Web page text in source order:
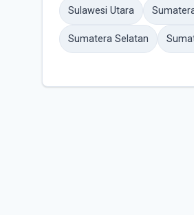
Sulawesi Utara
Sumatera Selatan